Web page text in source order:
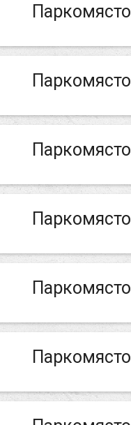
Паркомясто
Паркомясто
Паркомясто
Паркомясто
Паркомясто
Паркомясто